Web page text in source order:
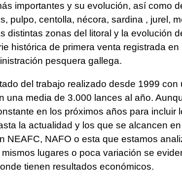
importantes y su evolución, así como
pulpo, centolla, nécora, sardina , jurel,
distintas zonas del litoral y la evolución
histórica de primera venta registrada
pesquera gallega.
del trabajo realizado desde 1999 con
una media de 3.000 lances al año.
en los próximos años para incluir
la actualidad y los que se alcancen
NEAFC, NAFO o esta que estamos
lugares o poca variación se
tienen resultados económicos.